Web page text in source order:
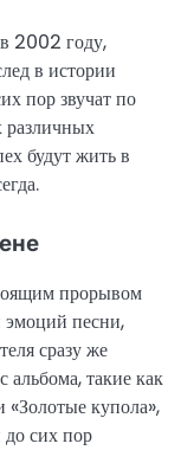
2002 году,
в истории
пор звучат по
различных
будут жить в
прорывом
песни,
сразу же
такие как
купола»,
до сих пор